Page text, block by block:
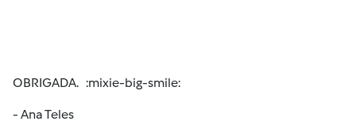
OBRIGADA. :mixie-big-smile:
- Ana Teles